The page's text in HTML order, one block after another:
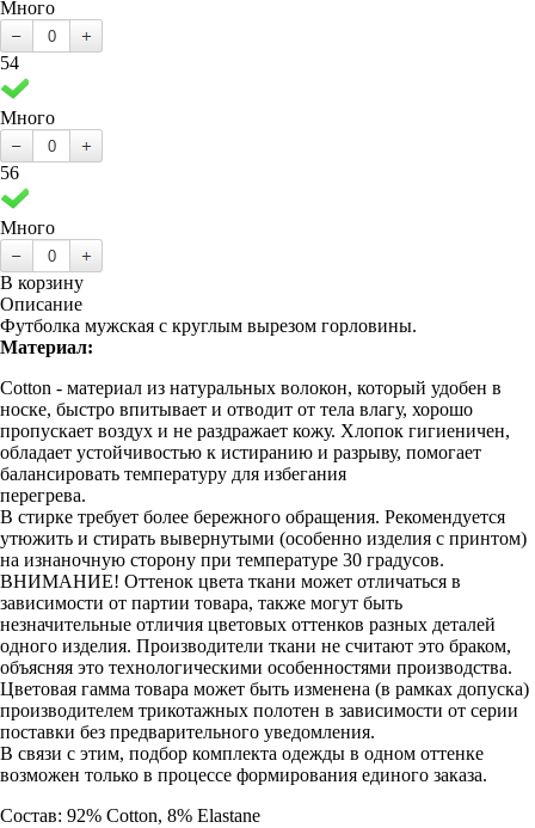
Много
54
Много
56
Много
В корзину
Описание
Футболка мужская с круглым вырезом горловины.
Материал:
Cotton - материал из натуральных волокон, который удобен в
носке, быстро впитывает и отводит от тела влагу, хорошо
пропускает воздух и не раздражает кожу. Хлопок гигиеничен,
обладает устойчивостью к истиранию и разрыву, помогает
балансировать температуру для избегания
перегрева.
В стирке требует более бережного обращения. Рекомендуется
утюжить и стирать вывернутыми (особенно изделия с принтом)
на изнаночную сторону при температуре 30 градусов.
ВНИМАНИЕ! Оттенок цвета ткани может отличаться в
зависимости от партии товара, также могут быть
незначительные отличия цветовых оттенков разных деталей
одного изделия. Производители ткани не считают это браком,
объясняя это технологическими особенностями производства.
Цветовая гамма товара может быть изменена (в рамках допуска)
производителем трикотажных полотен в зависимости от серии
поставки без предварительного уведомления.
В связи с этим, подбор комплекта одежды в одном оттенке
возможен только в процессе формирования единого заказа.
Состав: 92% Cotton, 8% Elastane